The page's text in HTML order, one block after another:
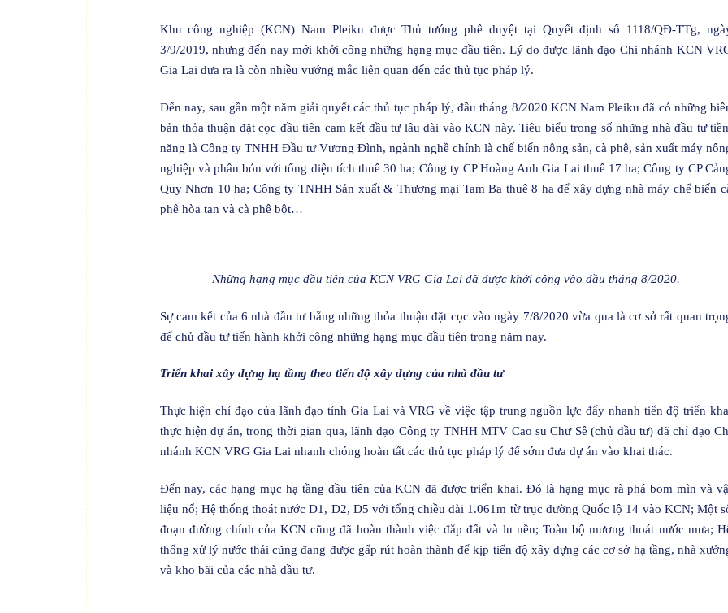
Khu công nghiệp (KCN) Nam Pleiku được Thủ tướng phê duyệt tại Quyết định số 1118/QĐ-TTg,
3/9/2019, nhưng đến nay mới khởi công những hạng mục đầu tiên. Lý do được lãnh đạo Chi nhánh KCN
Gia Lai đưa ra là còn nhiều vướng mắc liên quan đến các thủ tục pháp lý.
Đến nay, sau gần một năm giải quyết các thủ tục pháp lý, đầu tháng 8/2020 KCN Nam Pleiku đã có những
bản thỏa thuận đặt cọc đầu tiên cam kết đầu tư lâu dài vào KCN này. Tiêu biểu trong số những nhà đầu tư
năng là Công ty TNHH Đầu tư Vương Đình, ngành nghề chính là chế biến nông sản, cà phê, sản xuất máy
nghiệp và phân bón với tổng diện tích thuê 30 ha; Công ty CP Hoàng Anh Gia Lai thuê 17 ha; Công ty CP
Quy Nhơn 10 ha; Công ty TNHH Sản xuất & Thương mại Tam Ba thuê 8 ha để xây dựng nhà máy chế biến
phê hòa tan và cà phê bột…
Những hạng mục đầu tiên của KCN VRG Gia Lai đã được khởi công vào đầu tháng 8/2020.
Sự cam kết của 6 nhà đầu tư bằng những thỏa thuận đặt cọc vào ngày 7/8/2020 vừa qua là cơ sở rất quan
để chủ đầu tư tiến hành khởi công những hạng mục đầu tiên trong năm nay.
Triển khai xây dựng hạ tầng theo tiến độ xây dựng của nhà đầu tư
Thực hiện chỉ đạo của lãnh đạo tỉnh Gia Lai và VRG về việc tập trung nguồn lực đẩy nhanh tiến độ triển
thực hiện dự án, trong thời gian qua, lãnh đạo Công ty TNHH MTV Cao su Chư Sê (chủ đầu tư) đã chỉ đạo
nhánh KCN VRG Gia Lai nhanh chóng hoàn tất các thủ tục pháp lý để sớm đưa dự án vào khai thác.
Đến nay, các hạng mục hạ tầng đầu tiên của KCN đã được triển khai. Đó là hạng mục rà phá bom mìn và
liệu nổ; Hệ thống thoát nước D1, D2, D5 với tổng chiều dài 1.061m từ trục đường Quốc lộ 14 vào KCN; Một
đoạn đường chính của KCN cũng đã hoàn thành việc đắp đất và lu nền; Toàn bộ mương thoát nước mưa;
thống xử lý nước thải cũng đang được gấp rút hoàn thành để kịp tiến độ xây dựng các cơ sở hạ tầng, nhà
và kho bãi của các nhà đầu tư.